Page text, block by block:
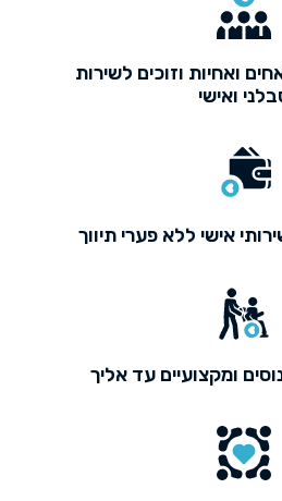
ואחיות וזוכים לשירות
ואישי
אישי ללא פערי תיווך
ומקצועיים עד אליך